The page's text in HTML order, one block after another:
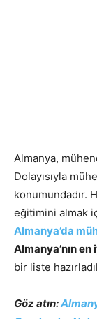
Almanya,
Dolayısıyla
konumundadır.
eğitimini almak
Almanya’da
Almanya’nın
bir liste
Göz atın: